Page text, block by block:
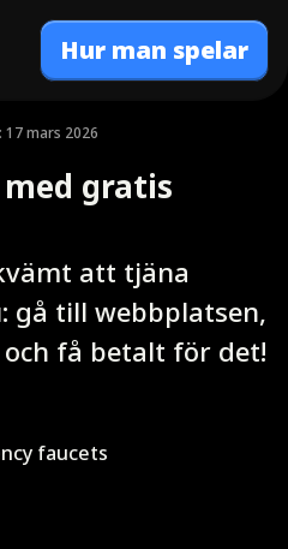
Hur man spelar
mars 2026
gratis
att tjäna
gå till webbplatsen,
få betalt för det!
faucets